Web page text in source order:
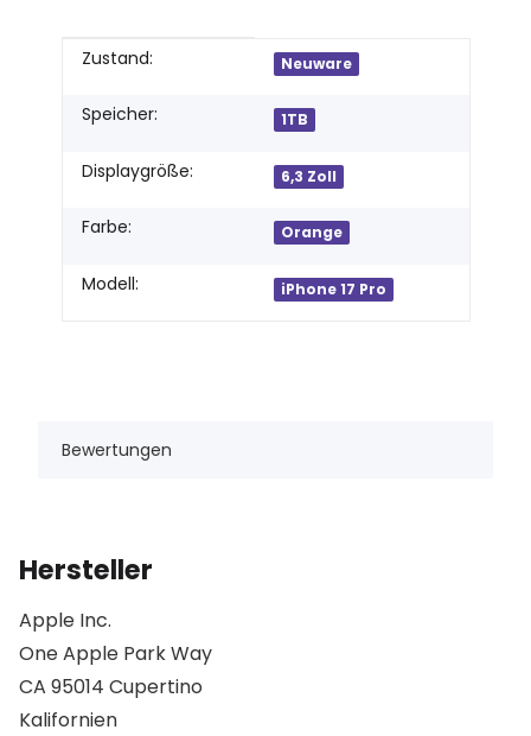
Produkteigenschaft
Wert
Zustand: Neuware
Speicher: 1TB
Displaygröße: 6,3 Zoll
Farbe: Orange
Modell: iPhone 17 Pro
Bewertungen
Hersteller
Apple Inc.
One Apple Park Way
CA 95014 Cupertino
Kalifornien